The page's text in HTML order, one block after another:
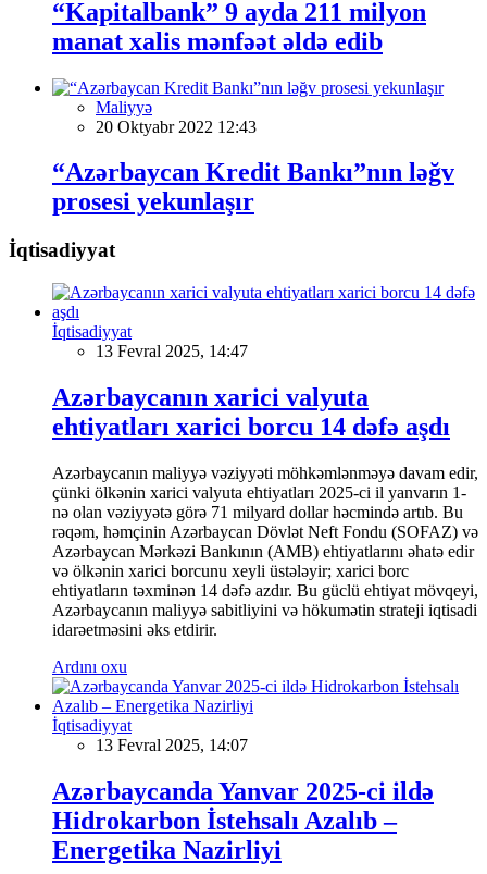
“Kapitalbank” 9 ayda 211 milyon
manat xalis mənfəət əldə edib
Maliyyə
20 Oktyabr 2022 12:43
“Azərbaycan Kredit Bankı”nın ləğv
prosesi yekunlaşır
İqtisadiyyat
İqtisadiyyat
13 Fevral 2025, 14:47
Azərbaycanın xarici valyuta
ehtiyatları xarici borcu 14 dəfə aşdı
Azərbaycanın maliyyə vəziyyəti möhkəmlənməyə davam edir,
çünki ölkənin xarici valyuta ehtiyatları 2025-ci il yanvarın 1-
nə olan vəziyyətə görə 71 milyard dollar həcmində artıb. Bu
rəqəm, həmçinin Azərbaycan Dövlət Neft Fondu (SOFAZ) və
Azərbaycan Mərkəzi Bankının (AMB) ehtiyatlarını əhatə edir
və ölkənin xarici borcunu xeyli üstələyir; xarici borc
ehtiyatların təxminən 14 dəfə azdır. Bu güclü ehtiyat mövqeyi,
Azərbaycanın maliyyə sabitliyini və hökumətin strateji iqtisadi
idarəetməsini əks etdirir.
Ardını oxu
İqtisadiyyat
13 Fevral 2025, 14:07
Azərbaycanda Yanvar 2025-ci ildə
Hidrokarbon İstehsalı Azalıb –
Energetika Nazirliyi